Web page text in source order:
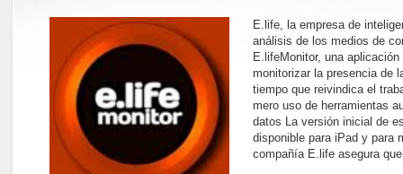
E.life, la empresa de
análisis de los medios de
E.lifeMonitor, una
monitorizar la presencia de
tiempo que reivindica el
mero uso de herramientas
datos La versión inicial de
disponible para iPad y para
compañía E.life asegura